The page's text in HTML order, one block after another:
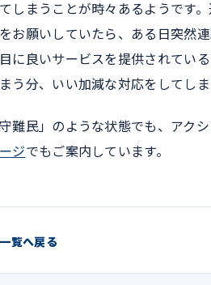
しまうことが時々あるようです
お願いしていたら、ある日突然
に良いサービスを提供されてい
う分、いい加減な対応をしてしま
難民」のような状態でも、アク
ジでもご案内しています。
覧へ戻る